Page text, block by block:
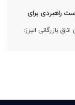
راهبردی برای
بازرگانی البرز: